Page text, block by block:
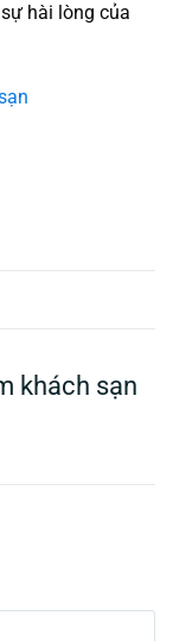
hài lòng của
khách sạn